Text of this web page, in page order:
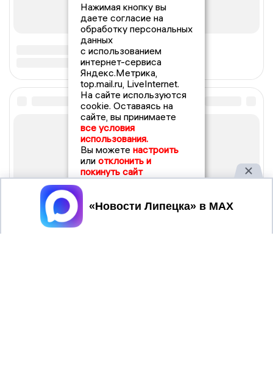
Нажимая кнопку вы
даете согласие на
обработку персональных
данных
с использованием
интернет-сервиса
Яндекс.Метрика,
top.mail.ru, LiveInternet.
На сайте используются
cookie. Оставаясь на
сайте, вы принимаете
все условия
использования.
Вы можете настроить
или отклонить и
покинуть сайт
Принять